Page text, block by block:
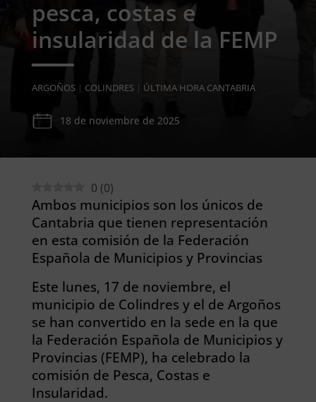
pesca, costas e
insularidad de la FEMP
ARGOÑOS| COLINDRES| ÚLTIMA HORA CANTABRIA
18 de noviembre de 2025
0 (0)
Ambos municipios son los únicos de
Cantabria que tienen representación
en esta comisión de la Federación
Española de Municipios y Provincias
Este lunes, 17 de noviembre, el
municipio de Colindres y el de Argoños
se han convertido en la sede en la que
la Federación Española de Municipios y
Provincias (FEMP), ha celebrado la
comisión de Pesca, Costas e
Insularidad.